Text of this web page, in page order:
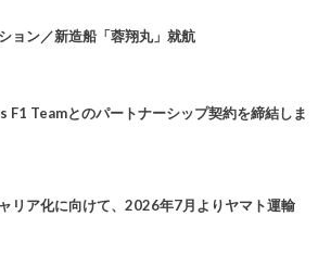
ョン／新造船「蓉翔丸」就航
F1 Teamとのパートナーシップ契約を締結しま
リア化に向けて、2026年7月よりヤマト運輸